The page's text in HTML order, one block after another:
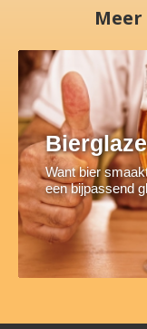
Want bier
een bijpassend